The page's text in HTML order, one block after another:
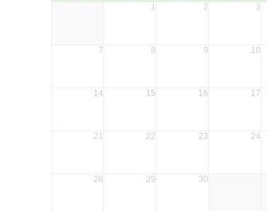
1 2 3
7 8 9 10
14 15 16 17
21 22 23 24
28 29 30